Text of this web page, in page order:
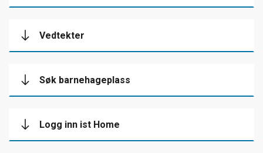
Vedtekter
Søk barnehageplass
Logg inn ist Home